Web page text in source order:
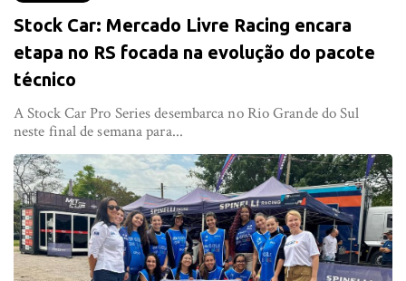
Stock Car: Mercado Livre Racing encara
etapa no RS focada na evolução do pacote
técnico
A Stock Car Pro Series desembarca no Rio Grande do Sul
neste final de semana para...